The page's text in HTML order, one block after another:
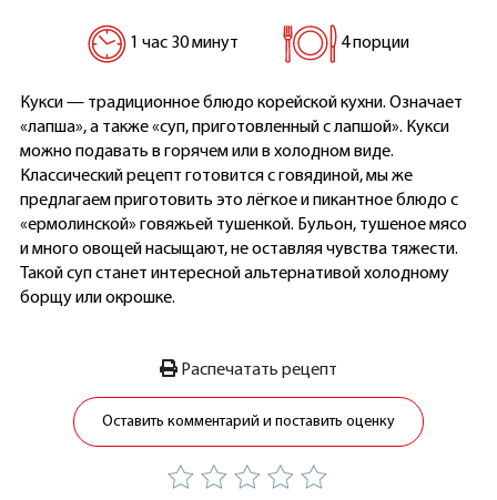
1 час 30 минут 4 порции
Кукси — традиционное блюдо корейской кухни. Означает
«лапша», а также «суп, приготовленный с лапшой». Кукси
можно подавать в горячем или в холодном виде.
Классический рецепт готовится с говядиной, мы же
предлагаем приготовить это лёгкое и пикантное блюдо с
«ермолинской» говяжьей тушенкой. Бульон, тушеное мясо
и много овощей насыщают, не оставляя чувства тяжести.
Такой суп станет интересной альтернативой холодному
борщу или окрошке.
Распечатать рецепт
Оставить комментарий и поставить оценку